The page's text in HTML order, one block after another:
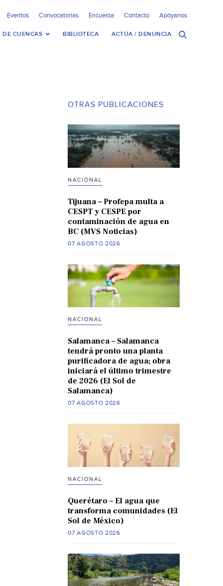
Eventos Convocatorias Encuesta Contacto Apóyanos
DE CUENCAS BIBLIOTECA ACTÚA / DENUNCIA
OTRAS PUBLICACIONES
NACIONAL
Tijuana – Profepa multa a
CESPT y CESPE por
contaminación de agua en
BC (MVS Noticias)
07 AGOSTO 2026
NACIONAL
Salamanca – Salamanca
tendrá pronto una planta
purificadora de agua; obra
iniciará el último trimestre
de 2026 (El Sol de
Salamanca)
07 AGOSTO 2026
NACIONAL
Querétaro – El agua que
transforma comunidades (El
Sol de México)
07 AGOSTO 2026